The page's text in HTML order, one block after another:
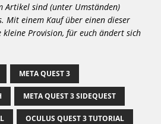
Artikel sind (unter Umständen)
Mit einem Kauf über einen dieser
Provision, für euch ändert sich
META QUEST 3
META QUEST 3 SIDEQUEST
OCULUS QUEST 3 TUTORIAL